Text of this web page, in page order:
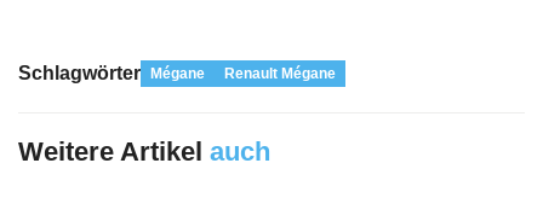
Schlagwörter Mégane Renault Mégane
Weitere Artikel auch